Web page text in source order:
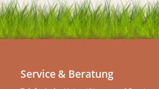
Service & Beratung